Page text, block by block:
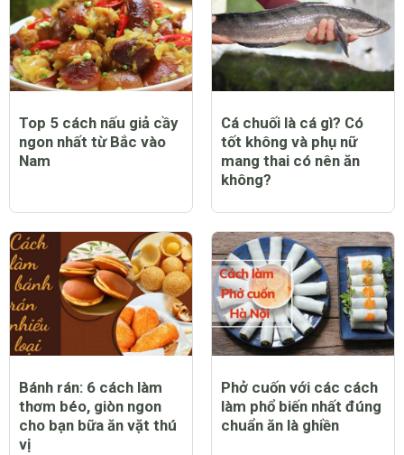
Top 5 cách nấu giả cầy
ngon nhất từ Bắc vào
Nam
Cá chuối là cá gì? Có
tốt không và phụ nữ
mang thai có nên ăn
không?
Bánh rán: 6 cách làm
thơm béo, giòn ngon
cho bạn bữa ăn vặt thú
vị
Phở cuốn với các cách
làm phổ biến nhất đúng
chuẩn ăn là ghiền